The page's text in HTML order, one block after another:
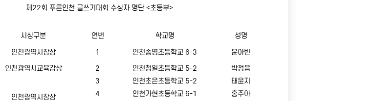
제22회 푸른인천 글쓰기대회 수상자 명단 <초등부>
시상구분 연번 학교명 성명
인천광역시장상 1 인천송명초등학교 6-3
윤아빈
인천광역시교육감상
2 인천청일초등학교 5-2 박정음
인천광역시장상
3 인천초은초등학교 5-2
태윤지
4
인천가현초등학교 6-1
홍주아